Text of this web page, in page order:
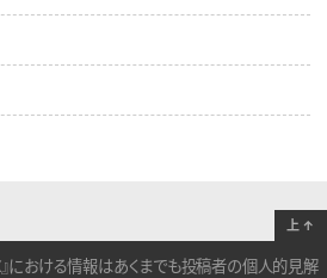
』における情報はあくまでも投稿者の個人的見解
上 ↑